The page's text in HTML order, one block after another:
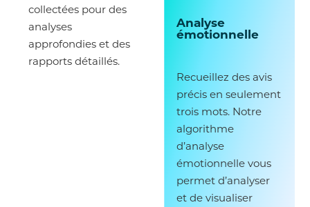
collectées pour des
analyses
approfondies et des
rapports détaillés.
Analyse
émotionnelle
Recueillez des avis
précis en seulement
trois mots. Notre
algorithme
d’analyse
émotionnelle vous
permet d’analyser
et de visualiser